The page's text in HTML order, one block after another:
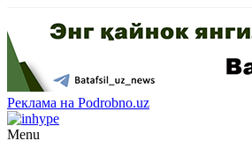
Реклама на Podrobno.uz
Menu